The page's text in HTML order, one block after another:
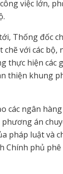
việc lớn,
Thống đốc
với các bộ,
thực hiện các
thiện khung
các ngân
án
pháp luật và
Chính phủ